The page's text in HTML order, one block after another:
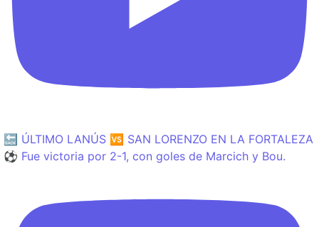
🔙 ÚLTIMO LANÚS 🆚 SAN LORENZO EN LA FORTALEZA
⚽️ Fue victoria por 2-1, con goles de Marcich y Bou.